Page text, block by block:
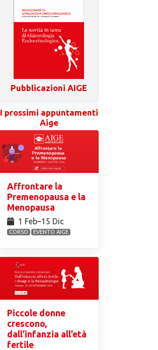
Pubblicazioni AIGE
I prossimi appuntamenti
Aige
Affrontare la
Premenopausa e la
Menopausa
1 Feb⁠–15 Dic
CORSO EVENTO AIGE
Piccole donne
crescono,
dall’infanzia all’età
fertile